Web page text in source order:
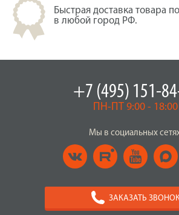
Быстрая доставка товара
в любой город РФ.
+7 (495) 151-
ПН-ПТ 9:00 - 18:00
Мы в социальных
ЗАКАЗАТЬ